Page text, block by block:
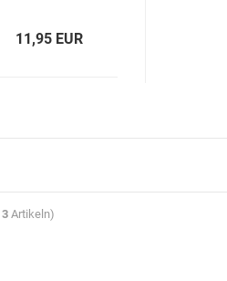
11,95 EUR
3Artikeln)